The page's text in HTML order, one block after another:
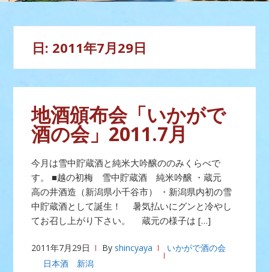
キ
プ
日: 2011年7月29日
地酒頒布会「いかがで
酒の会」2011.7月
今月は雪中貯蔵酒と純米大吟醸ののみくらべで
す。 ■越の初梅 雪中貯蔵酒 純米吟醸 ・蔵元
高の井酒造（新潟県小千谷市） ・新潟県内初の雪
中貯蔵酒として誕生！ 暑気払いにグンと冷やし
てお召し上がり下さい。 蔵元の様子は […]
2011年7月29日 By shincyaya
いかがで酒の会
日本酒 新潟